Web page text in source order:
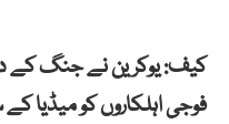
کیف: یوکرین نے جنگ کے
فوجی اہلکاروں کو میڈیا